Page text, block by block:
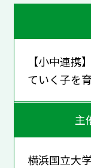
【小中連携
ていく子を
主
横浜国立大